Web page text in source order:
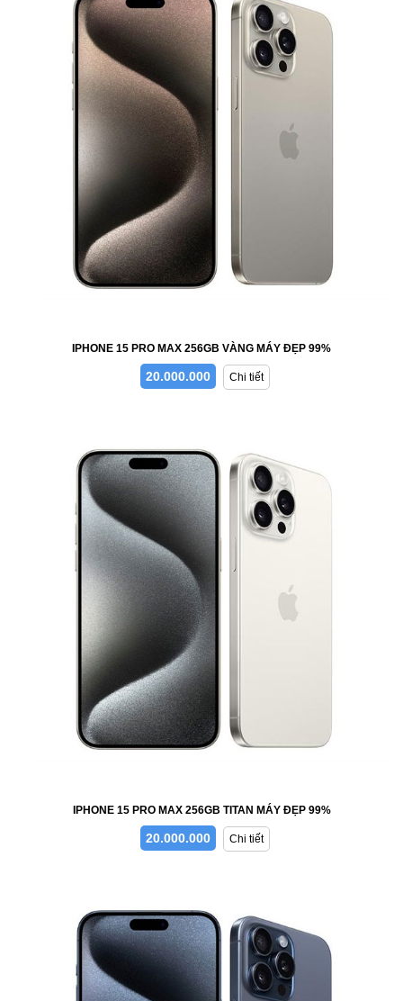
IPHONE 15 PRO MAX 256GB VÀNG MÁY ĐẸP 99%
20.000.000 Chi tiết
IPHONE 15 PRO MAX 256GB TITAN MÁY ĐẸP 99%
20.000.000 Chi tiết